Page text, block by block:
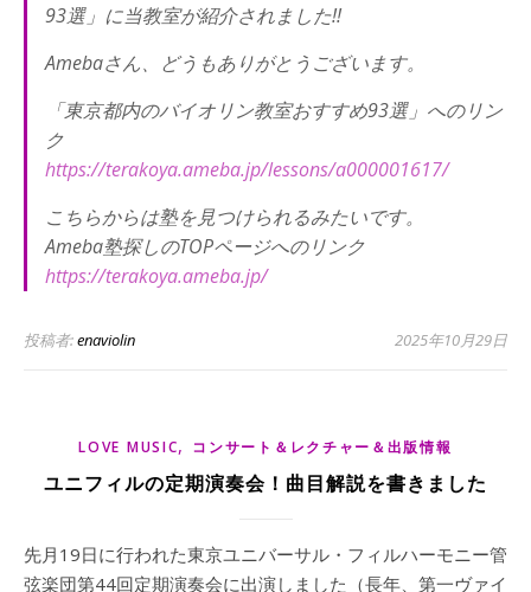
93選」に当教室が紹介されました!!
Amebaさん、どうもありがとうございます。
「東京都内のバイオリン教室おすすめ93選」へのリン
ク
https://terakoya.ameba.jp/lessons/a000001617/
こちらからは塾を見つけられるみたいです。
Ameba塾探しのTOPページへのリンク
https://terakoya.ameba.jp/
投稿者:enaviolin 2025年10月29日
LOVE MUSIC, コンサート＆レクチャー＆出版情報
ユニフィルの定期演奏会！曲目解説を書きました
先月19日に行われた東京ユニバーサル・フィルハーモニー管
弦楽団第44回定期演奏会に出演しました（長年、第一ヴァイ